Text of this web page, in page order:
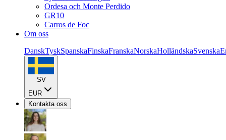
Ordesa och Monte Perdido
GR10
Carros de Foc
Om oss
DanskTyskSpanskaFinskaFranskaNorskaHolländskaSvenska
SV
EUR
Kontakta oss